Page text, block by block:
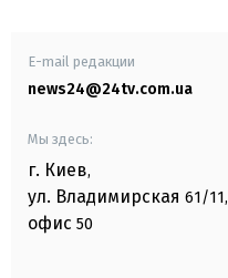
E-mail редакции
news24@24tv.com.ua
Мы здесь:
г. Киев,
ул. Владимирская 61/11,
офис 50